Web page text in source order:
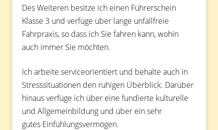
Des Weiteren besitze ich einen Führerschein
Klasse 3 und verfüge über lange unfallfreie
Fahrpraxis, so dass ich Sie fahren kann, wohin
auch immer Sie möchten.
Ich arbeite serviceorientiert und behalte auch in
Stresssituationen den ruhigen Überblick. Darüber
hinaus verfüge ich über eine fundierte kulturelle
und Allgemeinbildung und über ein sehr
gutes Einfühlungsvermögen.